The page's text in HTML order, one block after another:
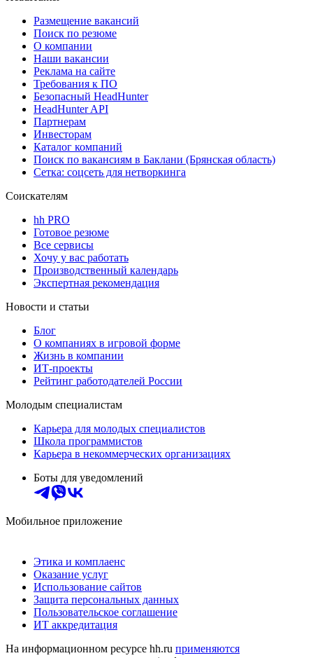
Размещение вакансий
Поиск по резюме
О компании
Наши вакансии
Реклама на сайте
Требования к ПО
Безопасный HeadHunter
HeadHunter API
Партнерам
Инвесторам
Каталог компаний
Поиск по вакансиям в Баклани (Брянская область)
Сетка: соцсеть для нетворкинга
Соискателям
hh PRO
Готовое резюме
Все сервисы
Хочу у вас работать
Производственный календарь
Экспертная рекомендация
Новости и статьи
Блог
О компаниях в игровой форме
Жизнь в компании
ИТ-проекты
Рейтинг работодателей России
Молодым специалистам
Карьера для молодых специалистов
Школа программистов
Карьера в некоммерческих организациях
Боты для уведомлений
Мобильное приложение
Этика и комплаенс
Оказание услуг
Использование сайтов
Защита персональных данных
Пользовательское соглашение
ИТ аккредитация
На информационном ресурсе hh.ru применяются